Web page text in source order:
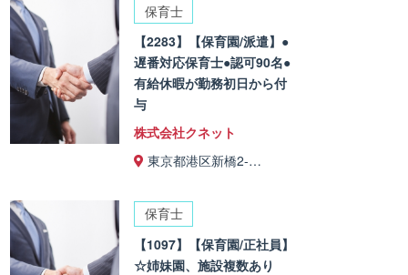
保育士
【2283】【保育園/派遣】●
遅番対応保育士●認可90名●
有給休暇が勤務初日から付
与
株式会社クネット
東京都港区新橋2-…
保育士
【1097】【保育園/正社員】
☆姉妹園、施設複数あり